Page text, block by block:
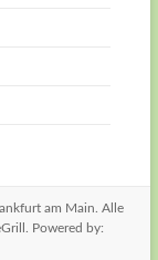
am Main . Alle
Powered by: